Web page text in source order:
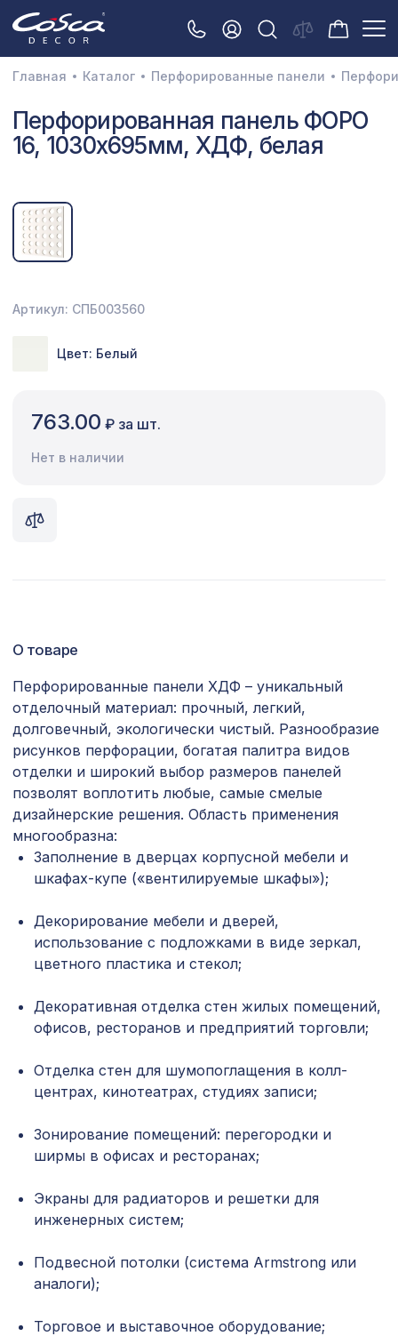
3D орнамент
Акустические панели
Интерьерный МДФ
Межкомнатные арки
Перфорированные панели
Плинтусы
Сопутствующие товары
Цветной багет
Экраны для радиаторов
Перфорированная панель АБАКО,
1400х780мм, ХДФ, венге
2118 ₽
Перфорированная панель ДЕДАЛО,
1030х695мм, ХДФ, клён
878 ₽
ПОРТАЛ КВАДРО, белый
Натуральные обои Cosca Traditional
Prints L5048, 0,91 x 5,5 м
4226 ₽
Перфорированная панель КВАДРО
11-45, 1400х780мм, ХДФ, бук
Воск мягкий "Дуб кремона шампань"
102 ₽
1000х680мм, ХДФ, ольха
Prints L5001, 0,91 x 5,5 м
Перфорированная потолочная плита
Натуральные обои Cosca
Сальвадор, 0,91 x 10 м
Перфорированная панель
ВЕРОНИКА, 1200х600мм, ХДФ, без
Перфорированная панель КВАДРО
Главная Каталог Перфорированные панели
Перфорированная панель ФОРО
16, 1030х695мм, ХДФ, белая
Артикул: СПБ003560
Цвет: Белый
763.00 ₽ за шт.
Нет в наличии
О товаре
Перфорированные панели ХДФ – уникальный
отделочный материал: прочный, легкий,
долговечный, экологически чистый. Разнообразие
рисунков перфорации, богатая палитра видов
отделки и широкий выбор размеров панелей
позволят воплотить любые, самые смелые
дизайнерские решения. Область применения
многообразна:
Заполнение в дверцах корпусной мебели и
шкафах-купе («вентилируемые шкафы»);
Декорирование мебели и дверей,
использование с подложками в виде зеркал,
цветного пластика и стекол;
Декоративная отделка стен жилых помещений,
офисов, ресторанов и предприятий торговли;
Отделка стен для шумопоглащения в колл-
центрах, кинотеатрах, студиях записи;
Зонирование помещений: перегородки и
ширмы в офисах и ресторанах;
Экраны для радиаторов и решетки для
инженерных систем;
Подвесной потолки (система Armstrong или
аналоги);
Торговое и выставочное оборудование;